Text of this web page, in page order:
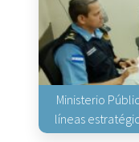
Ministerio
líneas